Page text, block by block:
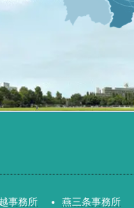
越事務所
燕三条事務所